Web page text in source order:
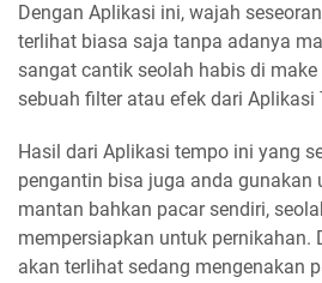
Dengan Aplikasi ini, wajah
terlihat biasa saja tanpa adanya
sangat cantik seolah habis di
sebuah filter atau efek dari Aplikasi
Hasil dari Aplikasi tempo ini yang
pengantin bisa juga anda gunakan
mantan bahkan pacar sendiri,
mempersiapkan untuk pernikahan.
akan terlihat sedang mengenakan